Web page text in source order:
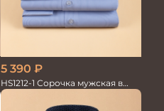
5 390 ₽
HS1212-1 Сорочка мужская в
мелкую полоску